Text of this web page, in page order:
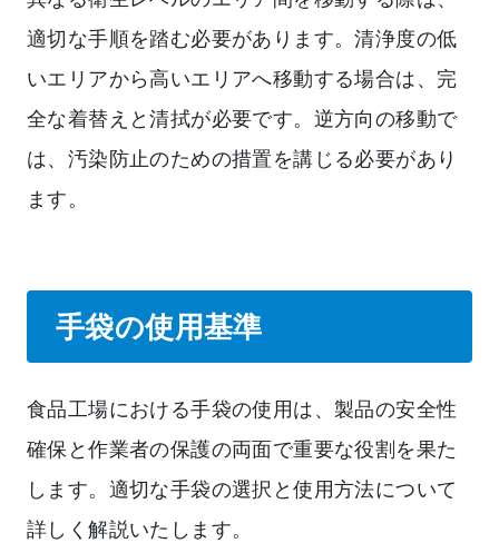
適切な手順を踏む必要があります。清浄度の低
いエリアから高いエリアへ移動する場合は、完
全な着替えと清拭が必要です。逆方向の移動で
は、汚染防止のための措置を講じる必要があり
ます。
手袋の使用基準
食品工場における手袋の使用は、製品の安全性
確保と作業者の保護の両面で重要な役割を果た
します。適切な手袋の選択と使用方法について
詳しく解説いたします。